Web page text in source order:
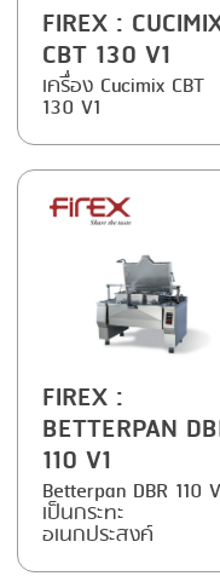
FIREX :
CBT 130 V1
เครื่อง Cucimix CBT
130 V1
FIREX :
BETTERPAN
110 V1
Betterpan DBR 110
เป็นกระทะ
อเนกประสงค์